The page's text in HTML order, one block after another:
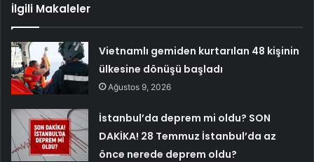
İlgili Makaleler
Vietnamlı gemiden kurtarılan 48 kişinin
ülkesine dönüşü başladı
Ağustos 9, 2026
İstanbul’da deprem mi oldu? SON
DAKİKA! 28 Temmuz İstanbul’da az
önce nerede deprem oldu?